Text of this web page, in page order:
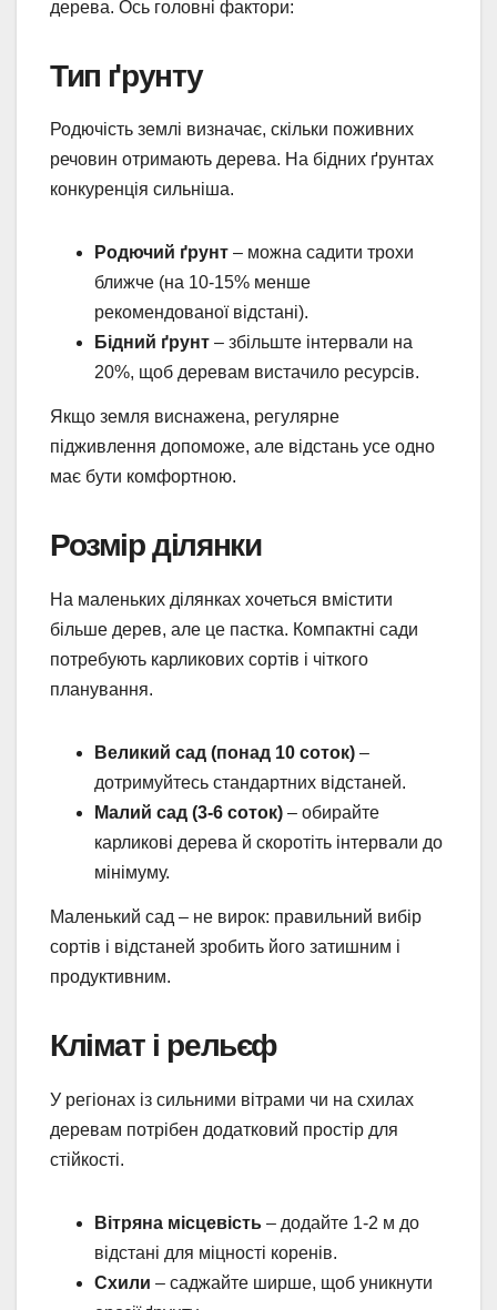
дерева. Ось головні фактори:
Тип ґрунту
Родючість землі визначає, скільки поживних
речовин отримають дерева. На бідних ґрунтах
конкуренція сильніша.
Родючий ґрунт – можна садити трохи
ближче (на 10-15% менше
рекомендованої відстані).
Бідний ґрунт – збільште інтервали на
20%, щоб деревам вистачило ресурсів.
Якщо земля виснажена, регулярне
підживлення допоможе, але відстань усе одно
має бути комфортною.
Розмір ділянки
На маленьких ділянках хочеться вмістити
більше дерев, але це пастка. Компактні сади
потребують карликових сортів і чіткого
планування.
Великий сад (понад 10 соток) –
дотримуйтесь стандартних відстаней.
Малий сад (3-6 соток) – обирайте
карликові дерева й скоротіть інтервали до
мінімуму.
Маленький сад – не вирок: правильний вибір
сортів і відстаней зробить його затишним і
продуктивним.
Клімат і рельєф
У регіонах із сильними вітрами чи на схилах
деревам потрібен додатковий простір для
стійкості.
Вітряна місцевість – додайте 1-2 м до
відстані для міцності коренів.
Схили – саджайте ширше, щоб уникнути